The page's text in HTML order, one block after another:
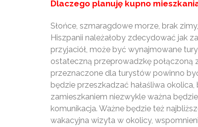
Dlaczego planuję kupno
Słońce, szmaragdowe morze, brak
Hiszpanii należałoby zdecydować jak
przyjaciół, może być wynajmowane
ostateczną przeprowadzkę połączoną
przeznaczone dla turystów powinno
będzie przeszkadzać hałaśliwa
zamieszkaniem niezwykle ważna
komunikacja. Ważne będzie też
wakacyjna wizyta w okolicy,